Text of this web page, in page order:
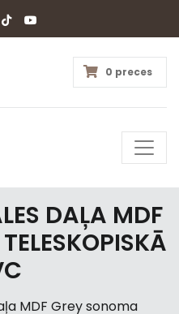
0 preces
DAĻA MDF
MDF Grey sonoma